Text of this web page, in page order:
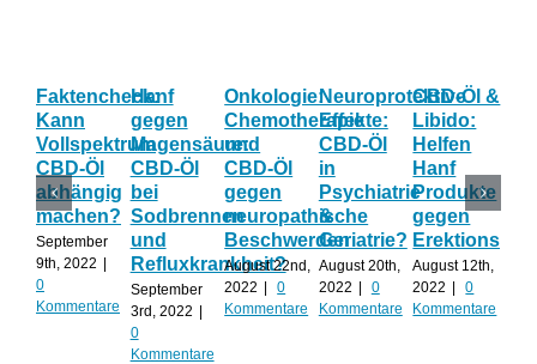
Faktencheck:
Kann
Vollspektrum
CBD-Öl
abhängig
machen?
September
9th, 2022 |
0
Kommentare
Hanf
gegen
Magensäure:
CBD-Öl
bei
Sodbrennen
und
Refluxkrankheit?
September
3rd, 2022 |
0
Kommentare
Onkologie:
Chemotherapie
und
CBD-Öl
gegen
neuropathische
Beschwerden
August 22nd,
2022 |
0
Kommentare
Neuroprotektive
Effekte:
CBD-Öl
in
Psychiatrie
&
Geriatrie?
August 20th,
2022 |
0
Kommentare
CBD-Öl &
Libido:
Helfen
Hanf
Produkte
gegen
August 12th,
2022 |
0
Kommentare